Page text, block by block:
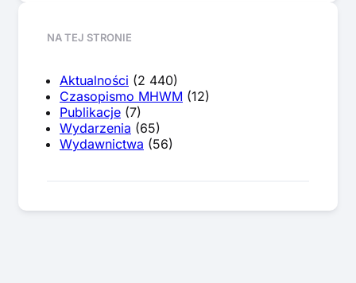
NA TEJ STRONIE
Aktualności (2 440)
Czasopismo MHWM (12)
Publikacje (7)
Wydarzenia (65)
Wydawnictwa (56)